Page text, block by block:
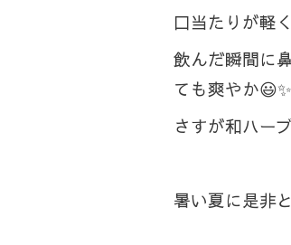
口当たりが軽
飲んだ瞬間に
ても爽やか😃✨
さすが和ハー
暑い夏に是非